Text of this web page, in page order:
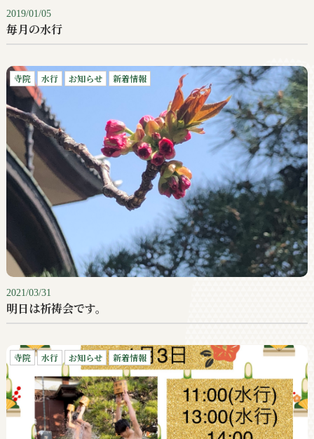
2019/01/05
毎月の水行
寺院 水行 お知らせ 新着情報
2021/03/31
明日は祈祷会です。
寺院 水行 お知らせ 新着情報